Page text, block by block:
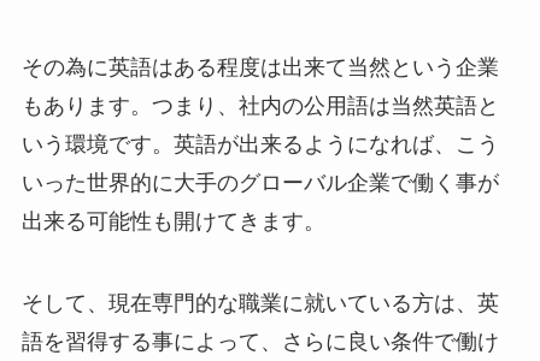
その為に英語はある程度は出来て当然という企業
もあります。つまり、社内の公用語は当然英語と
いう環境です。英語が出来るようになれば、こう
いった世界的に大手のグローバル企業で働く事が
出来る可能性も開けてきます。
そして、現在専門的な職業に就いている方は、英
語を習得する事によって、さらに良い条件で働け